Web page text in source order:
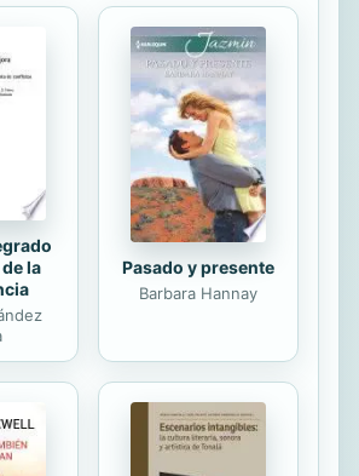
aborda cuestiones tan complejas
como la paradójica coexistencia de la
unicidad y la multiplicidad de las
cosas, que el maestro vuelve
sencillas y asequibles con sus
sagaces comentarios, no exentos de
humor. Sus respuestas a las
preguntas que le hacen...
la
Pasado y presente
Barbara Hannay